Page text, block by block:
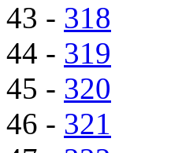
43 - 318
44 - 319
45 - 320
46 - 321